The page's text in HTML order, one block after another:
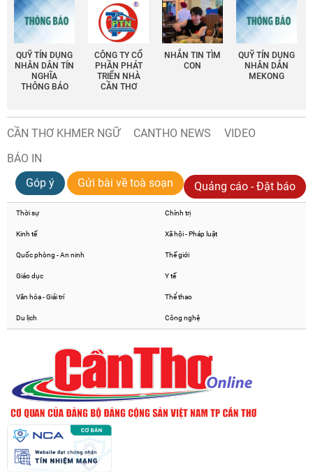
QUỸ TÍN DỤNG
NHÂN DÂN TÍN
NGHĨA
THÔNG BÁO
CÔNG TY CỔ
PHẦN PHÁT
TRIỂN NHÀ
CẦN THƠ
NHẮN TIN TÌM
CON
QUỸ TÍN DỤNG
NHÂN DÂN
MEKONG
CẦN THƠ KHMER NGỮ CANTHO NEWS
VIDEO
BÁO IN
Góp ý
Gửi bài về toà soạn Quảng cáo - Đặt báo
Thời sự Chính trị
Kinh tế Xã hội - Pháp luật
Quốc phòng - An ninh Thế giới
Giáo dục Y tế
Văn hóa - Giải trí Thể thao
Du lịch Công nghệ